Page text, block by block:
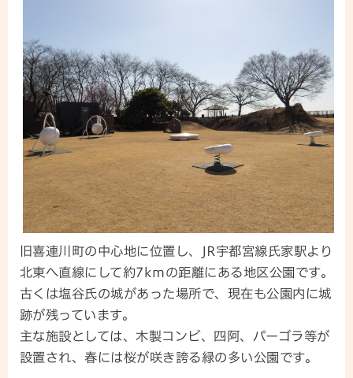
旧喜連川町の中心地に位置し、JR宇都宮線氏家駅より
北東へ直線にして約7kmの距離にある地区公園です。
古くは塩谷氏の城があった場所で、現在も公園内に城
跡が残っています。
主な施設としては、木製コンビ、四阿、パーゴラ等が
設置され、春には桜が咲き誇る緑の多い公園です。